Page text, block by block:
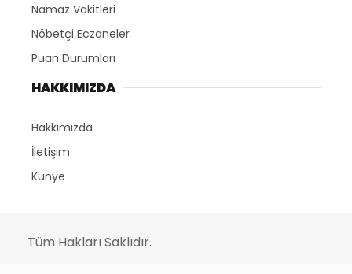
Namaz Vakitleri
Nöbetçi Eczaneler
Puan Durumları
HAKKIMIZDA
Hakkımızda
İletişim
Künye
Tüm Hakları Saklıdır.